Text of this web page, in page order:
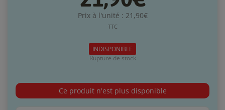
Prix à l'unité : 21,90€
TTC
INDISPONIBLE
Rupture de stock
Ce produit n'est plus disponible